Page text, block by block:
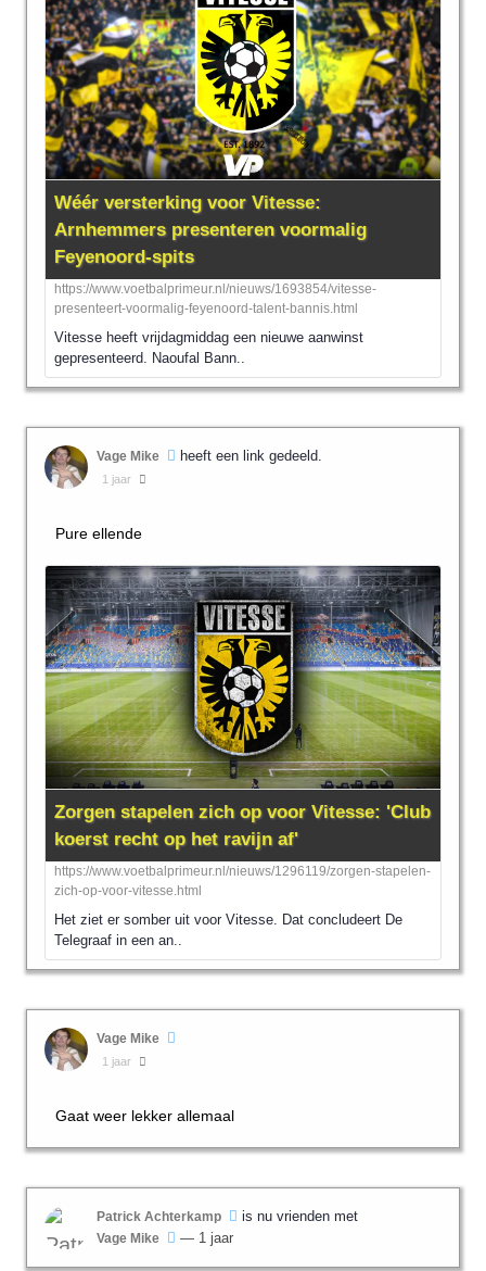
Wéér versterking voor Vitesse:
Arnhemmers presenteren voormalig
Feyenoord-spits
https://www.voetbalprimeur.nl/nieuws/1693854/vitesse-
presenteert-voormalig-feyenoord-talent-bannis.html
Vitesse heeft vrijdagmiddag een nieuwe aanwinst
gepresenteerd. Naoufal Bann..
Vage Mike heeft een link gedeeld.
1 jaar
Pure ellende
Zorgen stapelen zich op voor Vitesse: 'Club
koerst recht op het ravijn af'
https://www.voetbalprimeur.nl/nieuws/1296119/zorgen-stapelen-
zich-op-voor-vitesse.html
Het ziet er somber uit voor Vitesse. Dat concludeert De
Telegraaf in een an..
Vage Mike
1 jaar
Gaat weer lekker allemaal
Patrick Achterkamp is nu vrienden met
Vage Mike — 1 jaar